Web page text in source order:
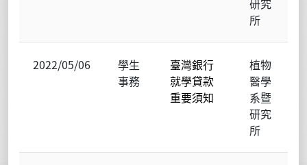
研究
所
2022/05/06
學生
事務
臺灣銀行
就學貸款
重要須知
植物
醫學
系暨
研究
所